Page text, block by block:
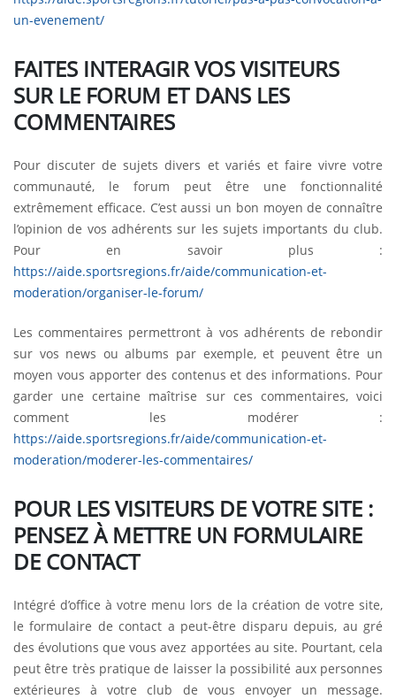
un-evenement/
FAITES INTERAGIR VOS VISITEURS
SUR LE FORUM ET DANS LES
COMMENTAIRES
Pour discuter de sujets divers et variés et faire vivre votre
communauté, le forum peut être une fonctionnalité
extrêmement efficace. C’est aussi un bon moyen de connaître
l’opinion de vos adhérents sur les sujets importants du club.
Pour en savoir plus :
https://aide.sportsregions.fr/aide/communication-et-
moderation/organiser-le-forum/
Les commentaires permettront à vos adhérents de rebondir
sur vos news ou albums par exemple, et peuvent être un
moyen vous apporter des contenus et des informations. Pour
garder une certaine maîtrise sur ces commentaires, voici
comment les modérer :
https://aide.sportsregions.fr/aide/communication-et-
moderation/moderer-les-commentaires/
POUR LES VISITEURS DE VOTRE SITE :
PENSEZ À METTRE UN FORMULAIRE
DE CONTACT
Intégré d’office à votre menu lors de la création de votre site,
le formulaire de contact a peut-être disparu depuis, au gré
des évolutions que vous avez apportées au site. Pourtant, cela
peut être très pratique de laisser la possibilité aux personnes
extérieures à votre club de vous envoyer un message.